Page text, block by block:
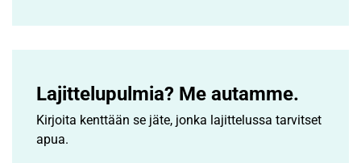
Lajittelupulmia? Me autamme.
Kirjoita kenttään se jäte, jonka lajittelussa tarvitset
apua.